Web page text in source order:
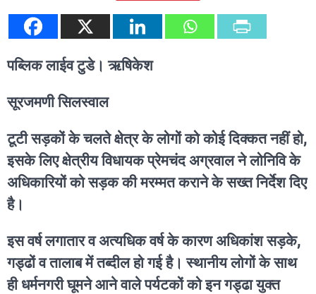
पब्लिक लाईव टुडे। ऋषिकेश
सूरजमणी सिलस्वाल
टूटी सड़कों के चलते क्षेत्र के लोगों को कोई दिक्कत नहीं हो,
इसके लिए क्षेत्रीय विधायक प्रेमचंद अग्रवाल ने लोनिवि के
अधिकारियों को सड़क की मरम्मत कराने के सख्त निर्देश दिए
है।
इस वर्ष लगातार व अत्यधिक वर्ष के कारण अधिकांश सड़के,
गड्ढों व तालाब में तब्दील हो गई है। स्थानीय लोगों के साथ
ही धर्मनगरी घूमने आने वाले पर्यटकों को इन गड्ढा युक्त